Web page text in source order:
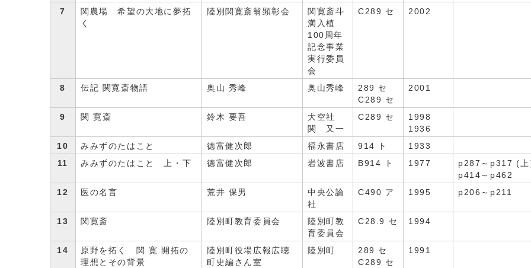
7
関農場 希望の大地に夢拓
く
陸別関寛斎翁顕彰会
関寛斎斗
満入植
100周年
記念事業
実行委員
会
C289 セ 2002
8 伝記 関寛斎物語 奥山 秀峰 奥山秀峰
289 セ
C289 セ
2001
9 関 寛斎 鈴木 要吾
大空社
関 又一
C289 セ
1998
1936
10
みみずのたはこと 徳富健次郎 福永書店 914 ト
1933
11
みみずのたはこと 上・下 徳富健次郎 岩波書店 B914 ト 1977
p287～p317 (上
p414～p462
12
医の名言 荒井 保男
中央公論
社
C490 ア 1995 p206～p211
13 関寛斎 陸別町教育委員会
陸別町教
育委員会
C28.9 セ 1994
14
原野を拓く 関 寛 開拓の
理想とその背景
陸別町役場広報広聴
町史編さん室
陸別町
289 セ
C289 セ
1991